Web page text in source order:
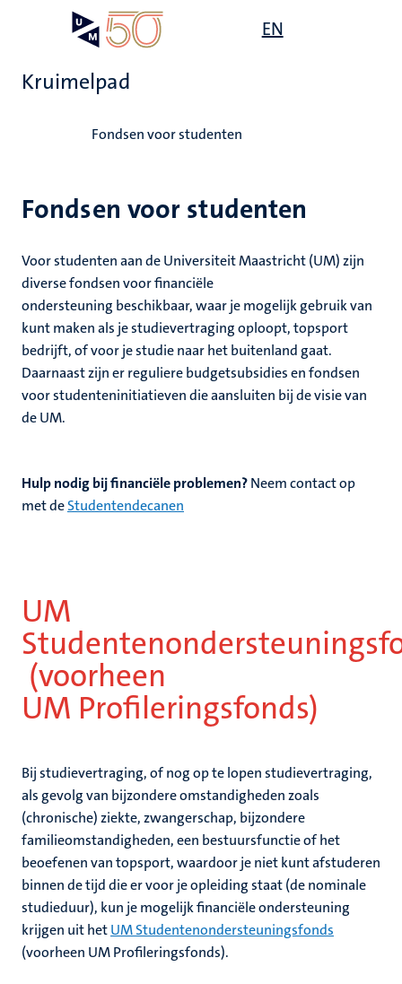
EN
Kruimelpad
Fondsen voor studenten
Fondsen voor studenten
Voor studenten aan de Universiteit Maastricht (UM) zijn
diverse fondsen voor financiële
ondersteuning beschikbaar, waar je mogelijk gebruik van
kunt maken als je studievertraging oploopt, topsport
bedrijft, of voor je studie naar het buitenland gaat.
Daarnaast zijn er reguliere budgetsubsidies en fondsen
voor studenteninitiatieven die aansluiten bij de visie van
de UM.
Hulp nodig bij financiële problemen?Neem contact op
met deStudentendecanen
UM
(voorheen
UM Profileringsfonds)
Bij studievertraging, of nog op te lopen studievertraging,
als gevolg van bijzondere omstandigheden zoals
(chronische) ziekte, zwangerschap, bijzondere
familieomstandigheden, een bestuursfunctie of het
beoefenen van topsport, waardoor je niet kunt afstuderen
binnen de tijd die er voor je opleiding staat (de nominale
studieduur), kun je mogelijk financiële ondersteuning
krijgen uit hetUM Studentenondersteuningsfonds
(voorheen UM Profileringsfonds).